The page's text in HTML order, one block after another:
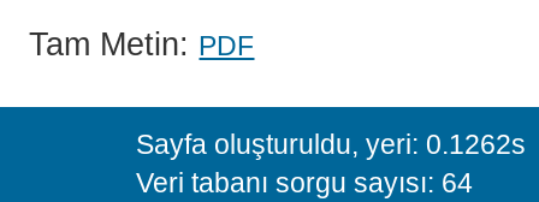
Tam Metin: PDF
Sayfa oluşturuldu, yeri: 0.1262s
Veri tabanı sorgu sayısı: 64